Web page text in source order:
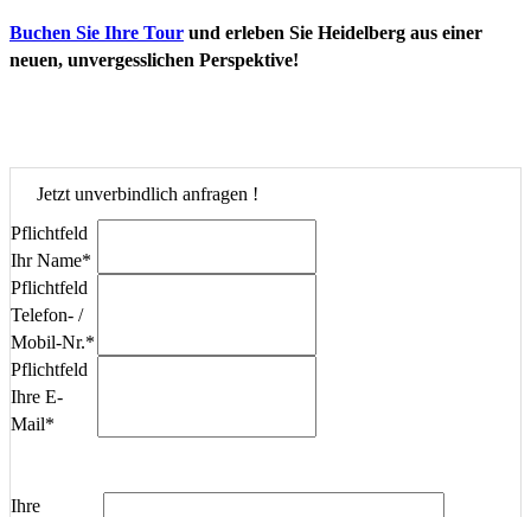
Buchen Sie Ihre Tour und erleben Sie Heidelberg aus einer
neuen, unvergesslichen Perspektive!
Jetzt unverbindlich anfragen !
Pflichtfeld
Ihr Name*
Pflichtfeld
Telefon- /
Mobil-Nr.*
Pflichtfeld
Ihre E-
Mail*
Ihre